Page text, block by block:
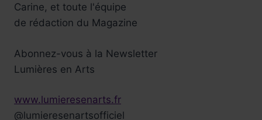
Carine, et toute l'équipe
de rédaction du Magazine
Abonnez-vous à la Newsletter
Lumières en Arts
www.lumieresenarts.fr
@lumieresenartsofficiel